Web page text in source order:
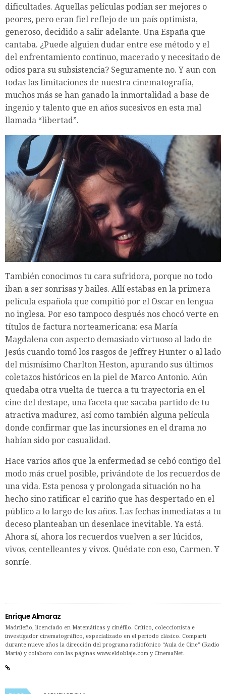
dificultades. Aquellas películas podían ser mejores o
peores, pero eran fiel reflejo de un país optimista,
generoso, decidido a salir adelante. Una España que
cantaba. ¿Puede alguien dudar entre ese método y el
del enfrentamiento continuo, macerado y necesitado de
odios para su subsistencia? Seguramente no. Y aun con
todas las limitaciones de nuestra cinematografía,
muchos más se han ganado la inmortalidad a base de
ingenio y talento que en años sucesivos en esta mal
llamada “libertad”.
También conocimos tu cara sufridora, porque no todo
iban a ser sonrisas y bailes. Allí estabas en la primera
película española que compitió por el Oscar en lengua
no inglesa. Por eso tampoco después nos chocó verte en
títulos de factura norteamericana: esa María
Magdalena con aspecto demasiado virtuoso al lado de
Jesús cuando tomó los rasgos de Jeffrey Hunter o al lado
del mismísimo Charlton Heston, apurando sus últimos
coletazos históricos en la piel de Marco Antonio. Aún
quedaba otra vuelta de tuerca a tu trayectoria en el
cine del destape, una faceta que sacaba partido de tu
atractiva madurez, así como también alguna película
donde confirmar que las incursiones en el drama no
habían sido por casualidad.
Hace varios años que la enfermedad se cebó contigo del
modo más cruel posible, privándote de los recuerdos de
una vida. Esta penosa y prolongada situación no ha
hecho sino ratificar el cariño que has despertado en el
público a lo largo de los años. Las fechas inmediatas a tu
deceso planteaban un desenlace inevitable. Ya está.
Ahora sí, ahora los recuerdos vuelven a ser lúcidos,
vivos, centelleantes y vivos. Quédate con eso, Carmen. Y
sonríe.
Enrique Almaraz
Madrileño, licenciado en Matemáticas y cinéfilo. Crítico, coleccionista e
investigador cinematográfico, especializado en el período clásico. Compartí
durante nueve años la dirección del programa radiofónico “Aula de Cine” (Radio
María) y colaboro con las páginas www.eldoblaje.com y CinemaNet.